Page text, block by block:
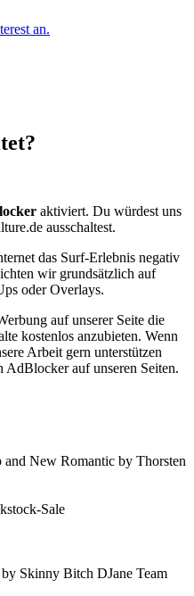
an.
aktiviert. Du würdest uns
ausschaltest.
das Surf-Erlebnis negativ
wir grundsätzlich auf
oder Overlays.
auf unserer Seite die
kostenlos anzubieten. Wenn
Arbeit gern unterstützen
AdBlocker auf unseren Seiten.
and New Romantic by Thorsten
Sale
Skinny Bitch DJane Team